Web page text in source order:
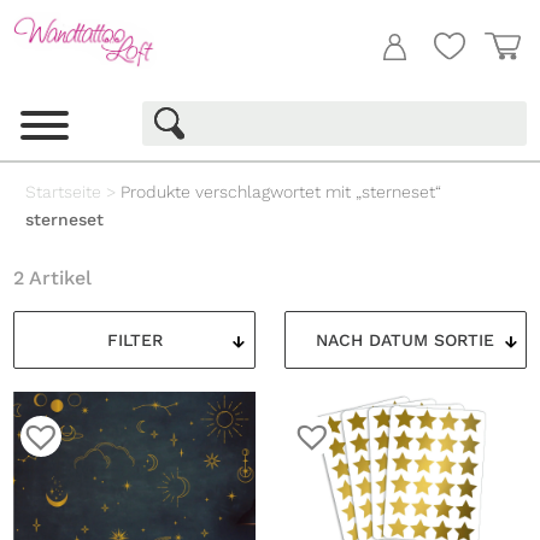
Startseite > Produkte verschlagwortet mit „sterneset“
sterneset
FILTER
2 Artikel